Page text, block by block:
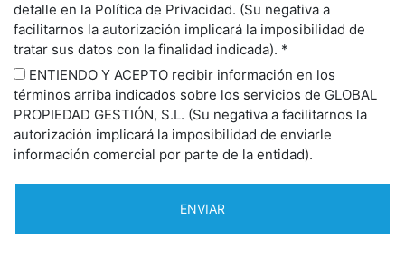
detalle en la Política de Privacidad. (Su negativa a
facilitarnos la autorización implicará la imposibilidad de
tratar sus datos con la finalidad indicada). *
ENTIENDO Y ACEPTO recibir información en los
términos arriba indicados sobre los servicios de GLOBAL
PROPIEDAD GESTIÓN, S.L. (Su negativa a facilitarnos la
autorización implicará la imposibilidad de enviarle
información comercial por parte de la entidad).